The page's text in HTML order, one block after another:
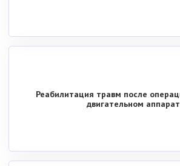
Реабилитация травм после
двигательном